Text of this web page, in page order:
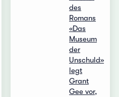
des
Romans
«Das
Museum
der
Unschuld»
legt
Grant
Gee vor,